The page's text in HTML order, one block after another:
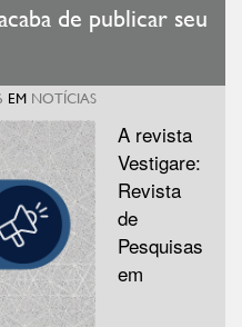
de publicar seu
EM NOTÍCIAS
A revista
Vestigare:
Revista
de
Pesquisas
em